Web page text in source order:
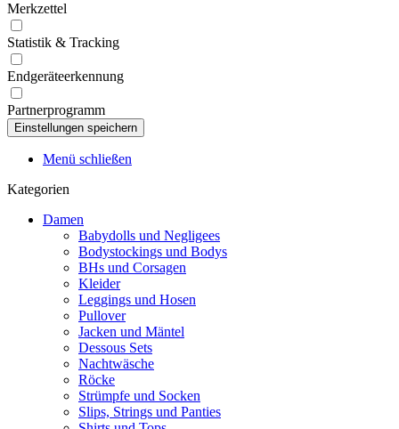
Merkzettel
Statistik & Tracking
Endgeräteerkennung
Partnerprogramm
Menü schließen
Kategorien
Damen
Babydolls und Negligees
Bodystockings und Bodys
BHs und Corsagen
Kleider
Leggings und Hosen
Pullover
Jacken und Mäntel
Dessous Sets
Nachtwäsche
Röcke
Strümpfe und Socken
Slips, Strings und Panties